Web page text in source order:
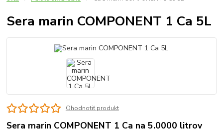
Sera marin COMPONENT 1 Ca 5L
Ohodnotiť produkt
Sera marin COMPONENT 1 Ca na 5.0000 litrov